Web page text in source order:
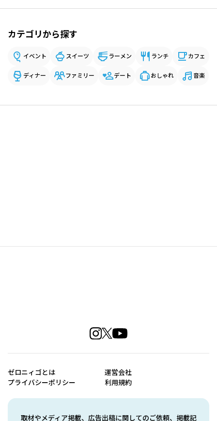
カテゴリから探す
イベント スイーツ ラーメン ランチ カフェ
ディナー ファミリー デート おしゃれ 音楽
取材やメディア掲載、広告出稿に関してのご依頼、掲載記
ゼロニィゴとは
運営会社
プライバシーポリシー
利用規約